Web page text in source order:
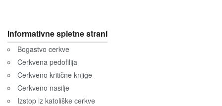
Informativne spletne strani
Bogastvo cerkve
Cerkvena pedofilija
Cerkveno kritične knjige
Cerkveno nasilje
Izstop iz katoliške cerkve